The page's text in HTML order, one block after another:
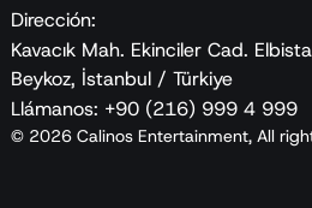
Dirección:
Kavacık Mah. Ekinciler Cad.
Beykoz, İstanbul / Türkiye
Llámanos: +90 (216) 999 4 999
© 2026 Calinos Entertainment, All